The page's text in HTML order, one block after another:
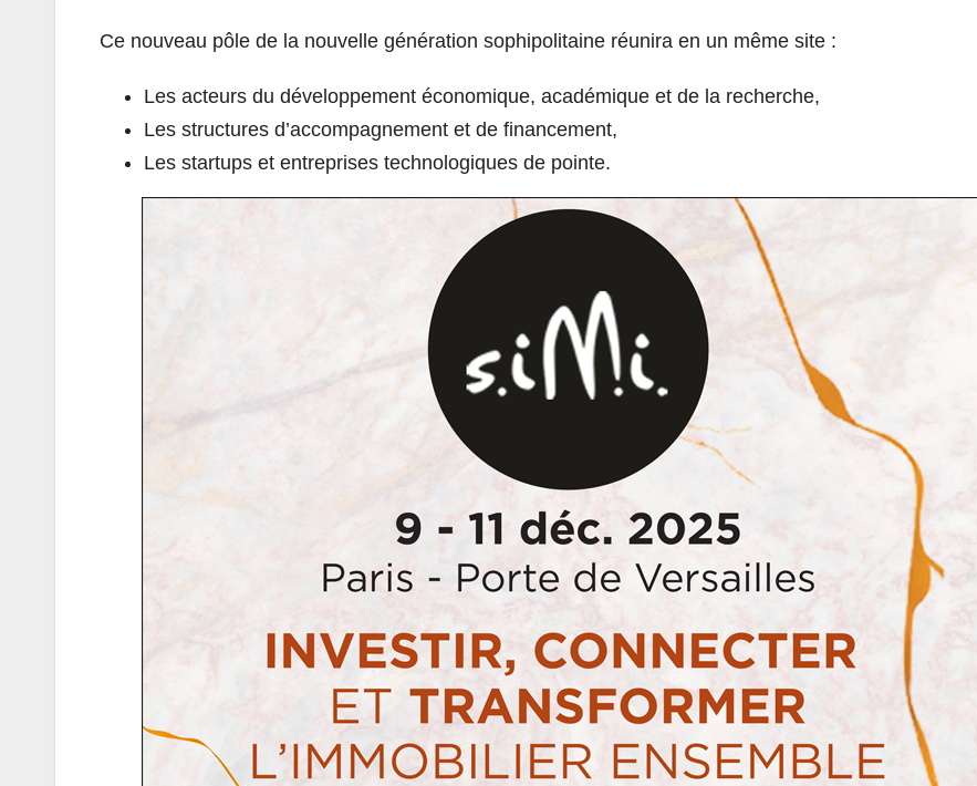
Ce nouveau pôle de la nouvelle génération sophipolitaine réunira en un même site :
Les acteurs du développement économique, académique et de la recherche,
Les structures d’accompagnement et de financement,
Les startups et entreprises technologiques de pointe.